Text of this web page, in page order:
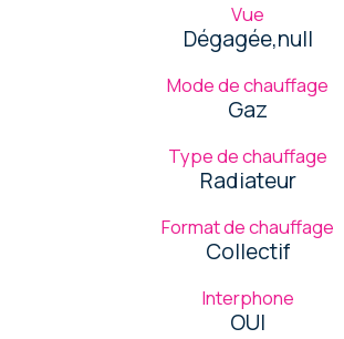
Vue
Dégagée,null
Mode de chauffage
Gaz
Type de chauffage
Radiateur
Format de chauffage
Collectif
Interphone
OUI